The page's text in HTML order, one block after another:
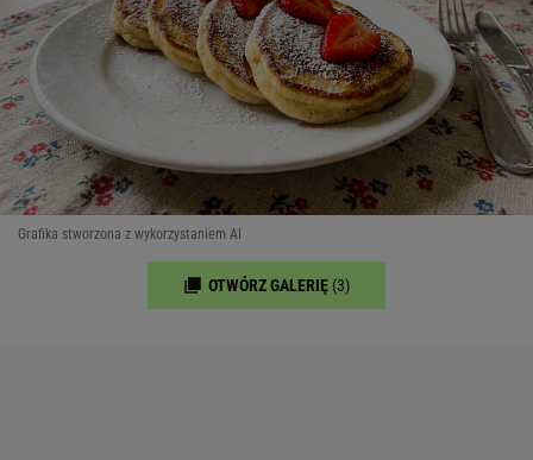
Grafika stworzona z wykorzystaniem AI
OTWÓRZ GALERIĘ (3)